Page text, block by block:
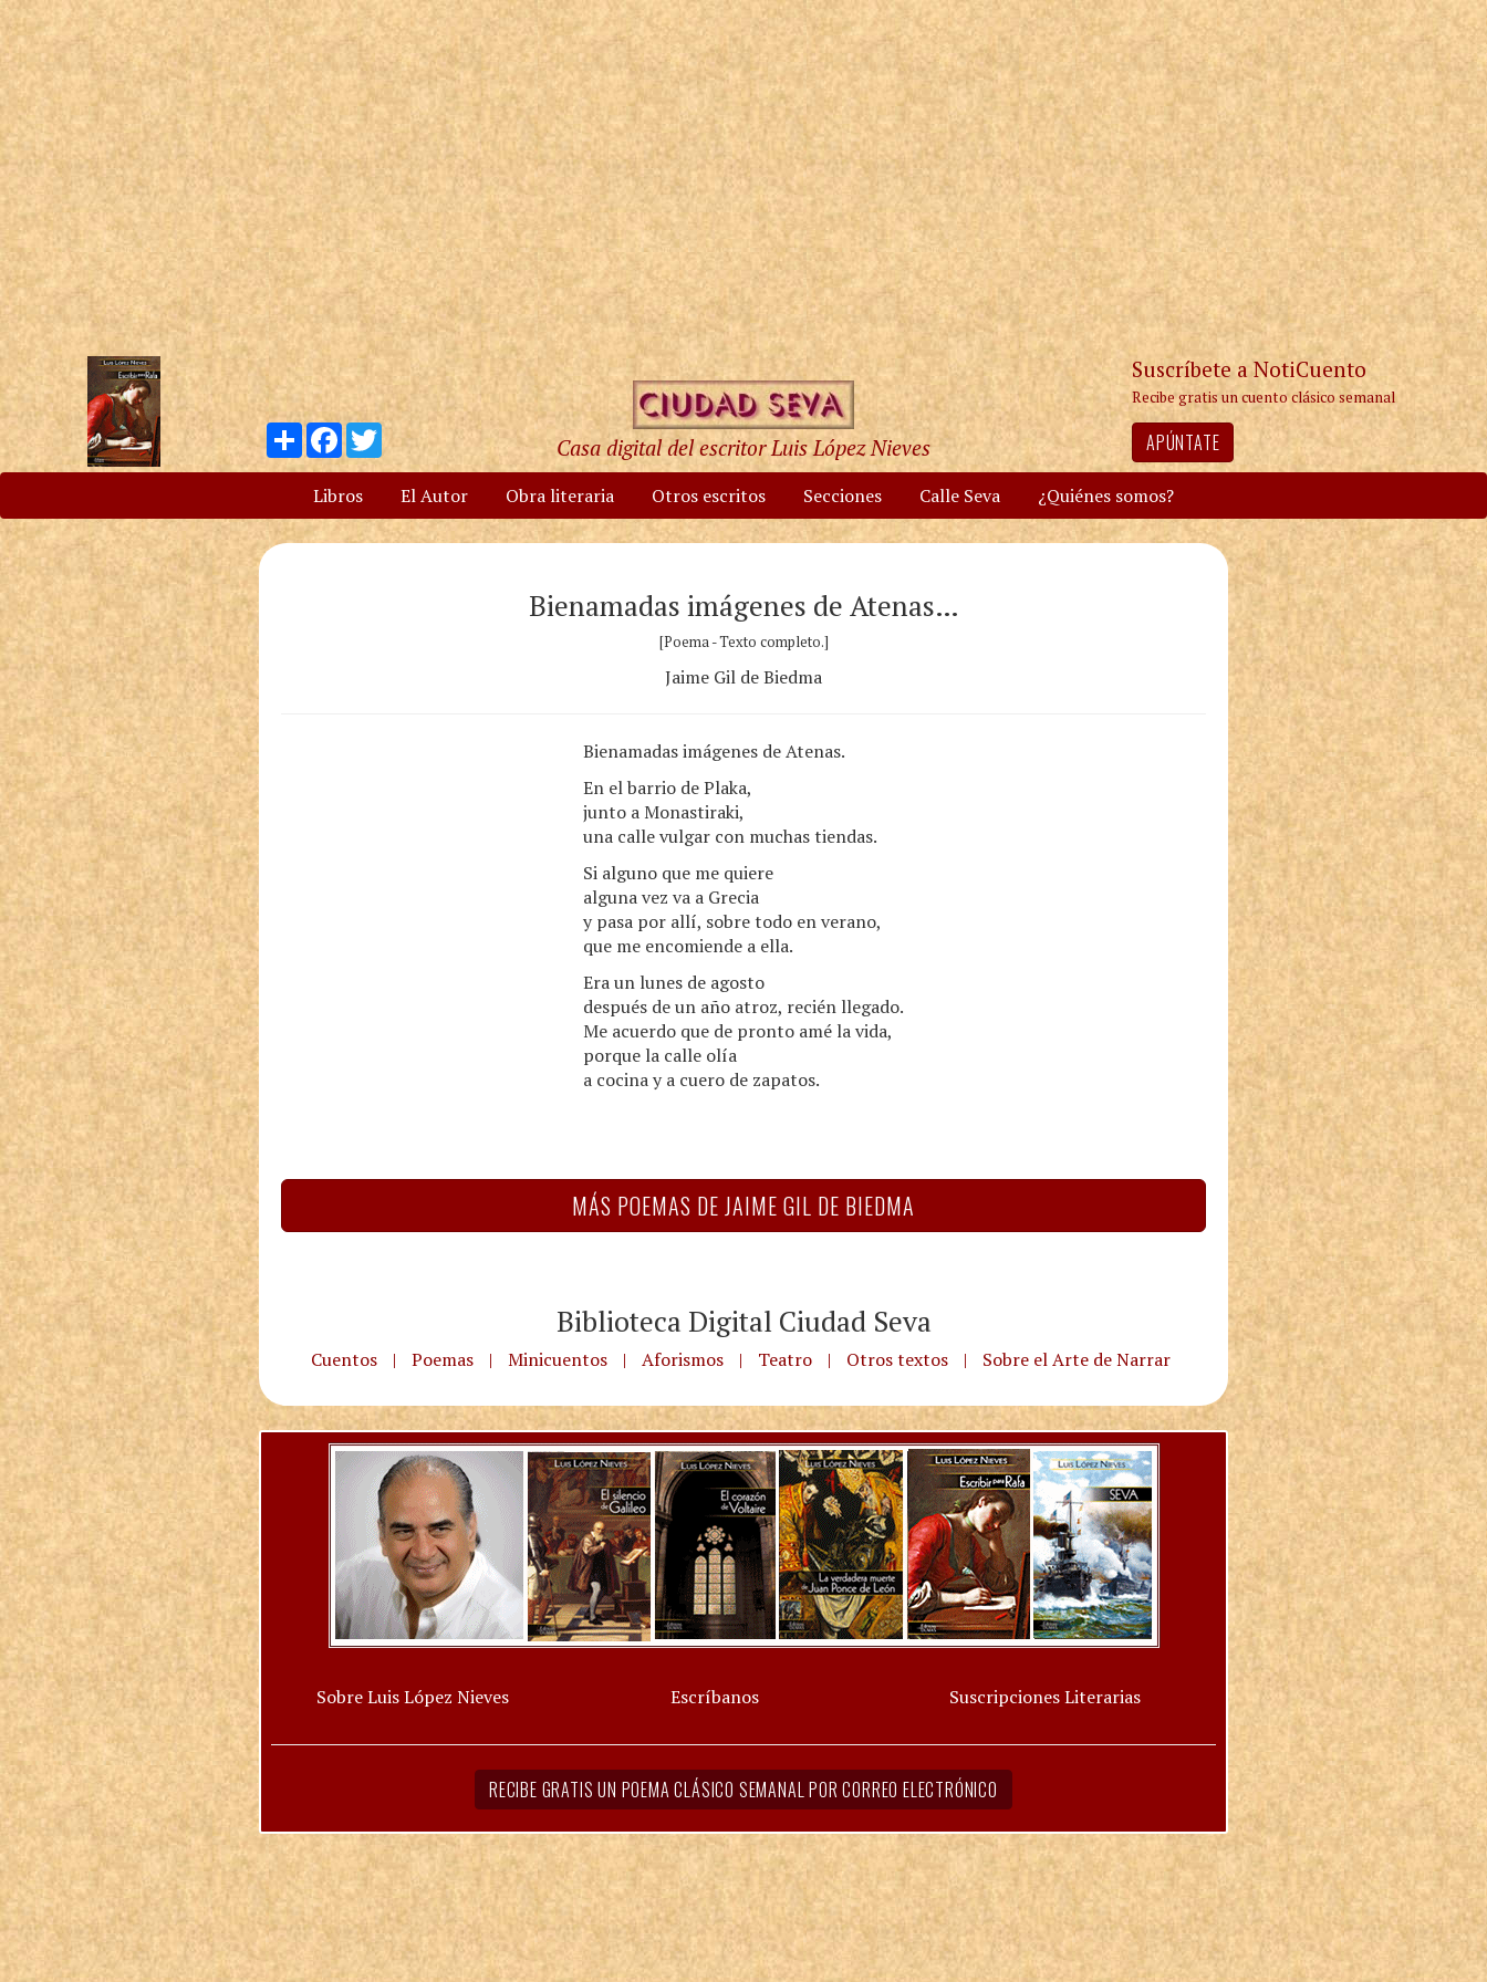
Compartir
Facebook
Twitter
Casa digital del escritor Luis López Nieves
Suscríbete a NotiCuento
Recibe gratis un cuento clásico semanal
APÚNTATE
Libros El Autor Obra literaria Otros escritos Secciones Calle Seva ¿Quiénes somos?
Bienamadas imágenes de Atenas…
[Poema - Texto completo.]
Jaime Gil de Biedma
Bienamadas imágenes de Atenas.
En el barrio de Plaka,
junto a Monastiraki,
una calle vulgar con muchas tiendas.
Si alguno que me quiere
alguna vez va a Grecia
y pasa por allí, sobre todo en verano,
que me encomiende a ella.
Era un lunes de agosto
después de un año atroz, recién llegado.
Me acuerdo que de pronto amé la vida,
porque la calle olía
a cocina y a cuero de zapatos.
MÁS POEMAS DE JAIME GIL DE BIEDMA
Biblioteca Digital Ciudad Seva
Cuentos | Poemas | Minicuentos | Aforismos | Teatro | Otros textos | Sobre el Arte de Narrar
Sobre Luis López Nieves Escríbanos Suscripciones Literarias
RECIBE GRATIS UN POEMA CLÁSICO SEMANAL POR CORREO ELECTRÓNICO